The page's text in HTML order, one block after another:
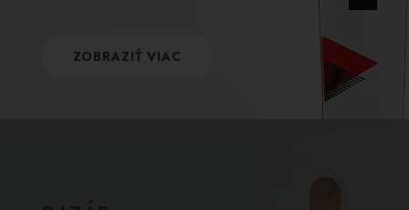
ZOBRAZIŤ VIAC